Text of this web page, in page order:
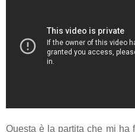
Questa è la partita che mi ha